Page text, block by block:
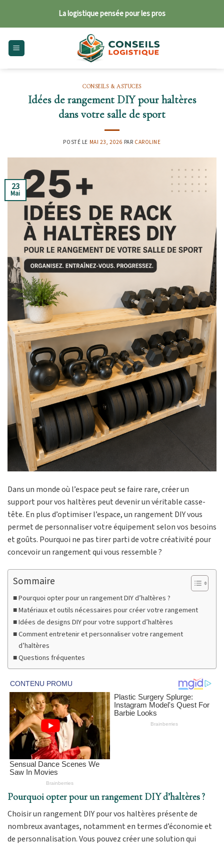
content
La logistique pensée pour les pros
CONSEILS & ASTUCES
Idées de rangement DIY pour haltères
dans votre salle de sport
POSTÉ LE MAI 23, 2026 PAR CAROLINE
23
Mai
Dans un monde où l’espace peut se faire rare, créer un
support pour vos haltères peut devenir un véritable casse-
tête. En plus d’optimiser l’espace, un rangement DIY vous
permet de personnaliser votre équipement selon vos besoins
et goûts. Pourquoi ne pas tirer parti de votre créativité pour
concevoir un rangement qui vous ressemble ?
Sommaire
Pourquoi opter pour un rangement DIY d’haltères ?
Matériaux et outils nécessaires pour créer votre rangement
Idées de designs DIY pour votre support d’haltères
Comment entretenir et personnaliser votre rangement
d’haltères
Questions fréquentes
Pourquoi opter pour un rangement DIY d’haltères ?
Choisir un rangement DIY pour vos haltères présente de
nombreux avantages, notamment en termes d’économie et
de personnalisation. Vous pouvez créer une solution qui